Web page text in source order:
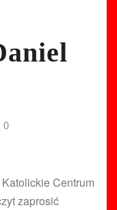
0
Centrum
zaprosić